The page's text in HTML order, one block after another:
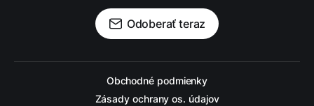
Odoberať teraz
Obchodné podmienky
Zásady ochrany os. údajov